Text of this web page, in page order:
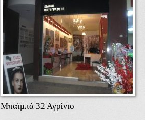
Μπαϊμπά 32 Αγρίνιο